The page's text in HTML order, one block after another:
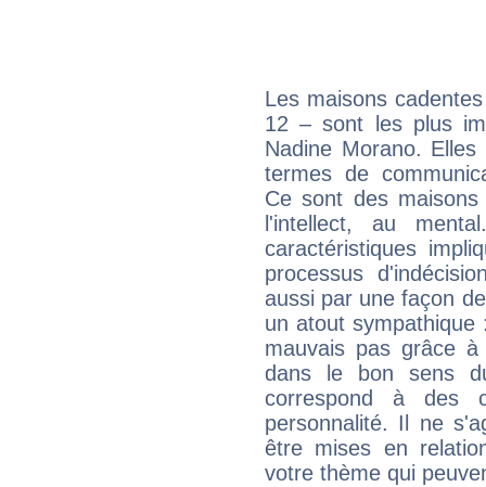
Les maisons
12 – sont les plus
Nadine Morano.
termes de
Ce sont des
l'intellect, au
caractéristiques
processus
aussi par une façon
un atout
mauvais pas grâce
dans le bon sens
correspond à des
personnalité. Il ne
être mises en
votre thème qui